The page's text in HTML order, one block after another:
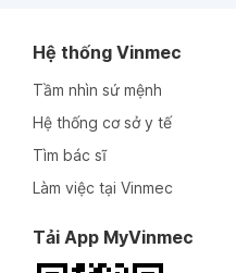
Hệ thống Vinmec
Tầm nhìn sứ mệnh
Hệ thống cơ sở y tế
Tìm bác sĩ
Làm việc tại Vinmec
Tải App MyVinmec